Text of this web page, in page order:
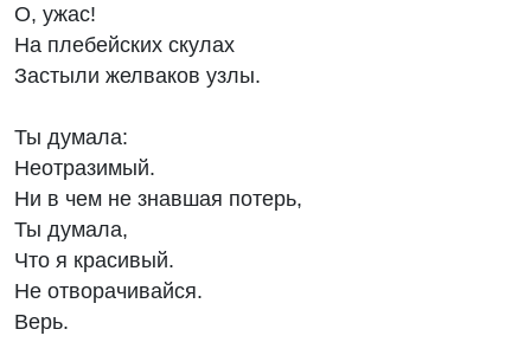
О, ужас!
На плебейских скулах
Застыли желваков узлы.
Ты думала:
Неотразимый.
Ни в чем не знавшая потерь,
Ты думала,
Что я красивый.
Не отворачивайся.
Верь.